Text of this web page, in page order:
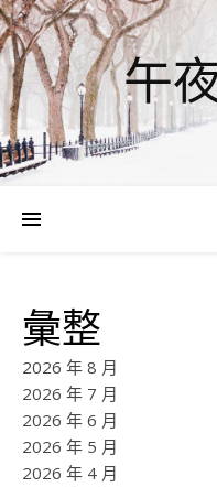
午
彙整
2026 年 8 月
2026 年 7 月
2026 年 6 月
2026 年 5 月
2026 年 4 月